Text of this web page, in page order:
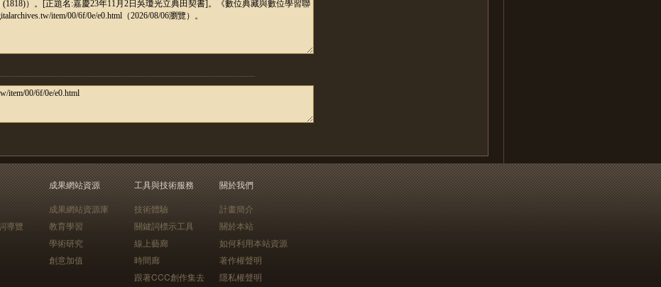
導覽
成果網站資源
成果網站資源庫
教育學習
學術研究
創意加值
工具與技術服務
技術體驗
關鍵詞標示工具
線上藝廊
時間廊
跟著CCC創作集去
關於我們
計畫簡介
關於本站
如何利用本站資源
著作權聲明
隱私權聲明